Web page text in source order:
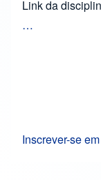
Link da
…
Inscrever-se